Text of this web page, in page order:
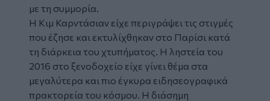
με τη συμμορία.
Η Κιμ Καρντάσιαν είχε περιγράψει τις στιγμές
που έζησε και εκτυλίχθηκαν στο Παρίσι κατά
τη διάρκεια του χτυπήματος. Η ληστεία του
2016 στο ξενοδοχείο είχε γίνει θέμα στα
μεγαλύτερα και πιο έγκυρα ειδησεογραφικά
πρακτορεία του κόσμου. Η διάσημη